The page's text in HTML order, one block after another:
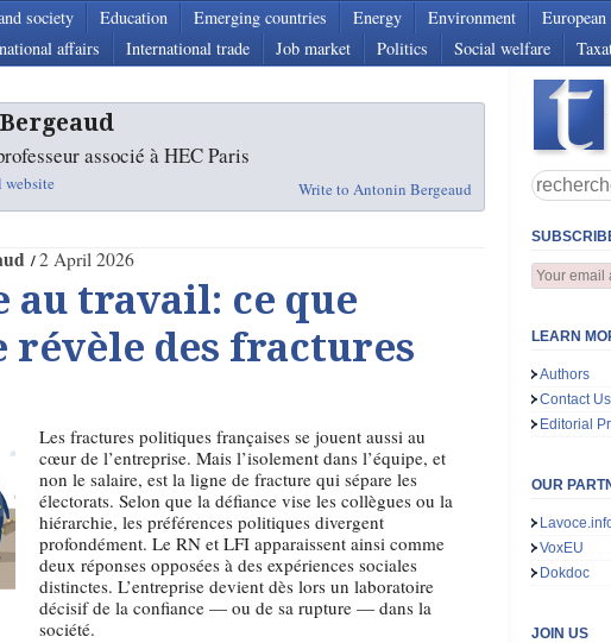
society Education Emerging countries Energy Environment
affairs International trade Job market Politics Social welfare
associé à HEC Paris
website Write to Antonin Bergeaud
2 April 2026
au travail: ce que
révèle des fractures
Les fractures politiques françaises se jouent aussi au
cœur de l’entreprise. Mais l’isolement dans l’équipe, et
non le salaire, est la ligne de fracture qui sépare les
électorats. Selon que la défiance vise les collègues ou la
hiérarchie, les préférences politiques divergent
profondément. Le RN et LFI apparaissent ainsi comme
deux réponses opposées à des expériences sociales
distinctes. L’entreprise devient dès lors un laboratoire
décisif de la confiance — ou de sa rupture — dans la
société.
LEARN
Authors
Contact Us
Editorial
OUR
VoxEU
Dokdoc
JOIN US